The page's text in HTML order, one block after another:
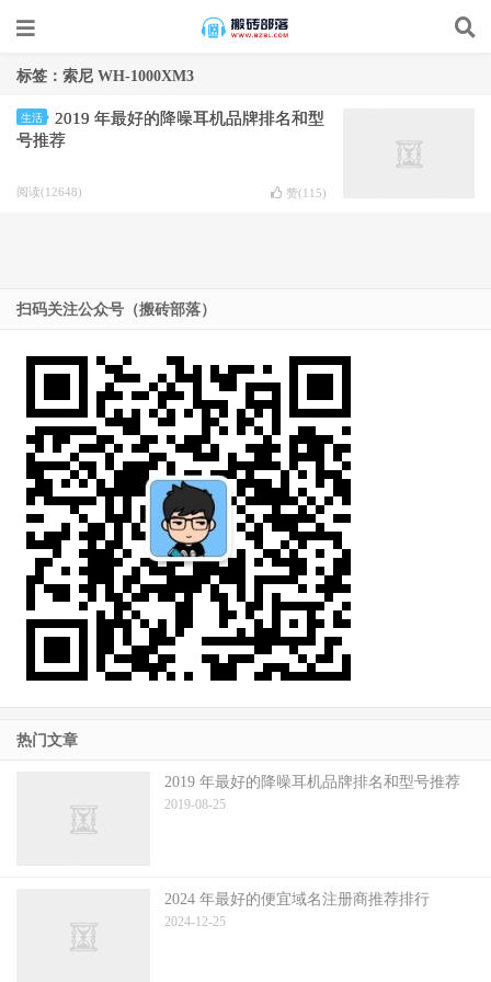
标签：索尼 WH-1000XM3
生活
2019 年最好的降噪耳机品牌排名和型
号推荐
阅读(12648) 赞(115)
扫码关注公众号（搬砖部落）
热门文章
2019 年最好的降噪耳机品牌排名和型号推荐
2019-08-25
2024 年最好的便宜域名注册商推荐排行
2024-12-25